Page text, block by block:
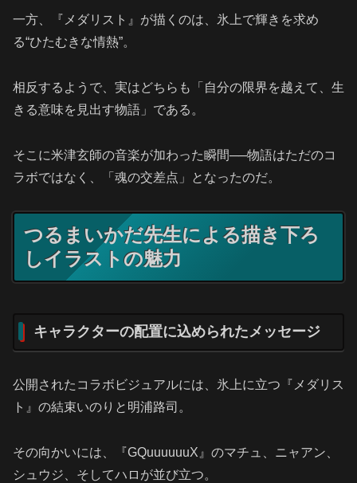
一方、『メダリスト』が描くのは、氷上で輝きを求め
る“ひたむきな情熱”。
相反するようで、実はどちらも「自分の限界を越えて、生
きる意味を見出す物語」である。
そこに米津玄師の音楽が加わった瞬間──物語はただのコ
ラボではなく、「魂の交差点」となったのだ。
つるまいかだ先生による描き下ろ
しイラストの魅力
キャラクターの配置に込められたメッセージ
公開されたコラボビジュアルには、氷上に立つ『メダリス
ト』の結束いのりと明浦路司。
その向かいには、『GQuuuuuuX』のマチュ、ニャアン、
シュウジ、そしてハロが並び立つ。